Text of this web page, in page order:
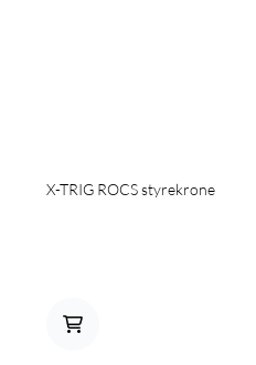
X-TRIG ROCS styrekrone